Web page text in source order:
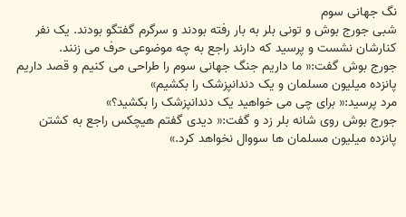
نگ جهانی سوم
شبی جورج بوش و تونی بلر به بار رفته بودند و سرگرم گفتگو بودند. یک نفر
کنارشان نشست و پرسید که دارند راجع به چه موضوعی حرف می زنند.
جورج بوش گفت:« ما داریم جنگ جهانی سوم را طراحی می کنیم و قصد داریم
پانزده میلیون مسلمان و یک دندانپزشک را بکشیم»
مرد پرسید:« برای چی می خواهید یک دندانپزشک را بکشید؟»
جورج بوش روی شانه بلر زد و گفت:« دیدی گفتم هیچکس راجع به کشتن
پانزده میلیون مسلمان ها سووال نخواهد کرد.»